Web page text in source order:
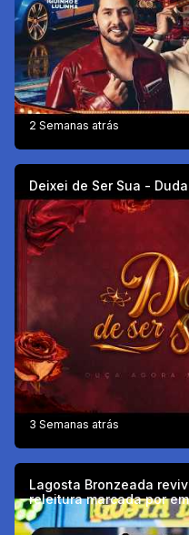
2 Semanas atrás
Deixei de Ser Sua -
3 Semanas atrás
Lagosta Bronzeada
releitura marcada por